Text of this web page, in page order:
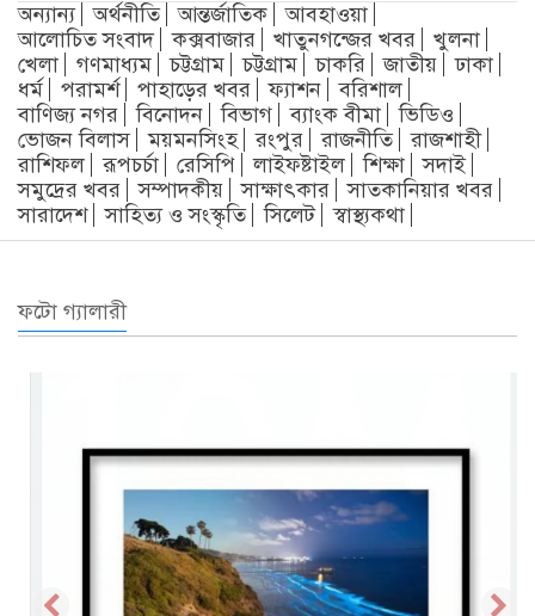
অন্যান্য অর্থনীতি আন্তর্জাতিক
আবহাওয়া
আলোচিত সংবাদ
কক্সবাজার খাতুনগন্জের খবর
খুলনা
খেলা
গণমাধ্যম চট্টগ্রাম চট্টগ্রাম চাকরি জাতীয়
ঢাকা
ধর্ম
পরামর্শ পাহাড়ের খবর ফ্যাশন
বরিশাল
বাণিজ্য নগর
বিনোদন বিভাগ ব্যাংক বীমা
ভিডিও
ভোজন বিলাস
ময়মনসিংহ রংপুর রাজনীতি
রাজশাহী
রাশিফল
রূপচর্চা রেসিপি লাইফষ্টাইল শিক্ষা
সদাই
সমুদ্রের খবর
সম্পাদকীয় সাক্ষাৎকার
সাতকানিয়ার খবর
সারাদেশ
সাহিত্য ও সংস্কৃতি সিলেট স্বাস্থ্যকথা
ফটো গ্যালারী